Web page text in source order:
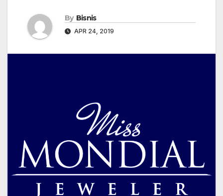
By Bisnis
APR 24, 2019